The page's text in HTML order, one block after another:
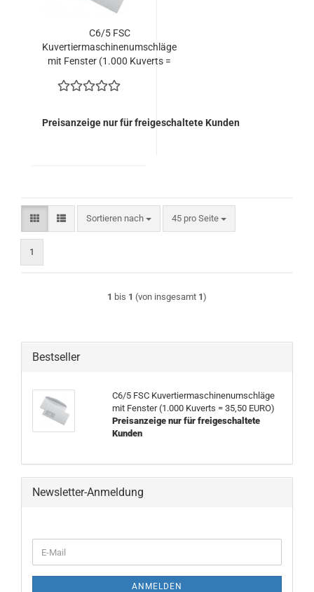
C6/5 FSC
Kuvertiermaschinenumschläge
mit Fenster (1.000 Kuverts =
Preisanzeige nur für freigeschaltete Kunden
Sortieren nach
Sortieren nach 45 pro Seite
pro Seite
1
1 bis 1 (von insgesamt 1)
Bestseller
C6/5 FSC Kuvertiermaschinenumschläge
mit Fenster (1.000 Kuverts = 35,50 EURO)
Preisanzeige nur für freigeschaltete
Kunden
Newsletter-Anmeldung
ZUR
E-
Mail
ANMELDEN